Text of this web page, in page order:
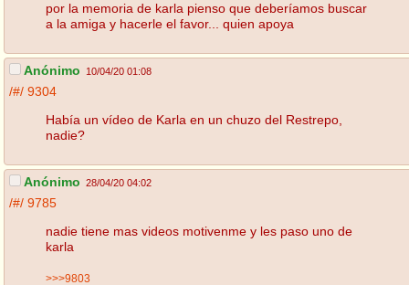
por la memoria de karla pienso que deberíamos buscar
a la amiga y hacerle el favor... quien apoya
Anónimo 10/04/20 01:08
/#/ 9304
Había un vídeo de Karla en un chuzo del Restrepo,
nadie?
Anónimo 28/04/20 04:02
/#/ 9785
nadie tiene mas videos motivenme y les paso uno de
karla
>>>9803